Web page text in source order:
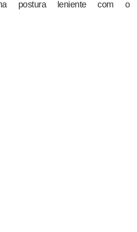
postura leniente com o